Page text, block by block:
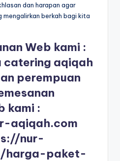
dan harapan agar
mengalirkan berkah bagi kita
Web kami :
catering aqiqah
perempuan
kami :
aqiqah.com
nur-
harga-paket-